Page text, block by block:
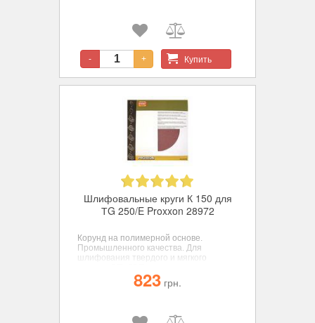
- + Купить
Шлифовальные круги К 150 для
ТG 250/E Proxxon 28972
Корунд на полимерной основе.
Промышленного качества. Для
шлифования твердого и мягкого
стали, пластиков, пробки, резины и
минералов. ø 250 мм. зерн. К 150 - 5
823 грн.